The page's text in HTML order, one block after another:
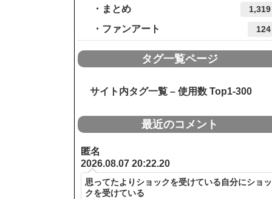
まとめ 1,319
ファンアート 124
タグ一覧ページ
サイト内タグ一覧 – 使用数 Top1-300
最近のコメント
匿名
2026.08.07 20:22.20
思ってたよりショックを受けている自分にショッ
クを受けている